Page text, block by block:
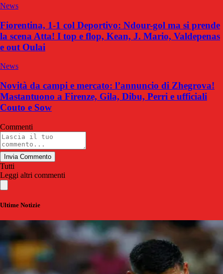
News
Fiorentina, 1-1 col Deportivo: Ndour-gol ma si prende
la scena Atta! I top e flop, Kean, J. Mario, Valdepenas
e out Oulai
News
Novità da campi e mercato: l’annuncio di Zhegrova!
Mastantuono a Firenze, Gila, Dibu, Perri e ufficiali
Couto e Sow
Commenti
Invia Commento
Tutti
Leggi altri commenti
Ultime Notizie